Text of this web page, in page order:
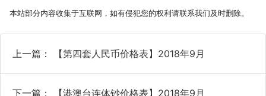
本站部分内容收集于互联网，如有侵犯您的权利请联系我们及时删除。
上一篇： 【第四套人民币价格表】2018年9月
下一篇： 【港澳台连体钞价格表】2018年9月